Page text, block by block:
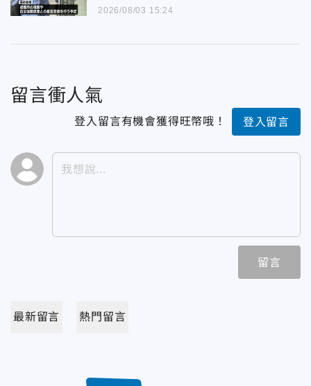
2026/08/03 15:24
留言衝人氣
登入留言有機會獲得旺幣哦！ 登入留言
留言
最新留言 熱門留言